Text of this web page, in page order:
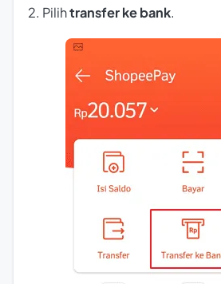
2. Pilihtransfer ke bank.